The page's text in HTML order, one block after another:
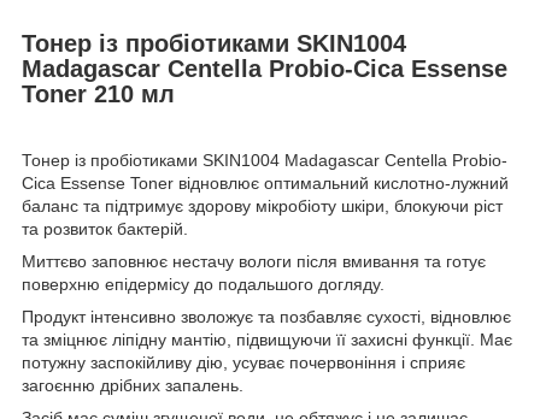
Тонер із пробіотиками SKIN1004
Madagascar Centella Probio-Cica Essense
Toner 210 мл
Тонер із пробіотиками SKIN1004 Madagascar Centella Probio-
Cica Essense Toner відновлює оптимальний кислотно-лужний
баланс та підтримує здорову мікробіоту шкіри, блокуючи ріст
та розвиток бактерій.
Миттєво заповнює нестачу вологи після вмивання та готує
поверхню епідермісу до подальшого догляду.
Продукт інтенсивно зволожує та позбавляє сухості, відновлює
та зміцнює ліпідну мантію, підвищуючи її захисні функції. Має
потужну заспокійливу дію, усуває почервоніння і сприяє
загоєнню дрібних запалень.